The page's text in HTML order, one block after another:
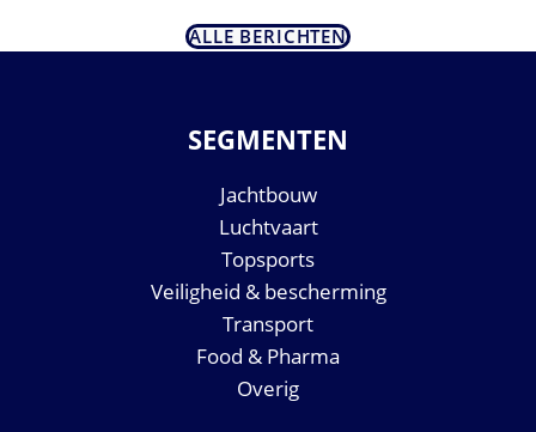
ALLE BERICHTEN
SEGMENTEN
Jachtbouw
Luchtvaart
Topsports
Veiligheid & bescherming
Transport
Food & Pharma
Overig